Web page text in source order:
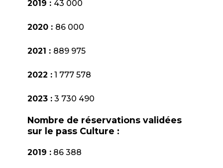
2019 : 43 000
2020 : 86 000
2021 : 889 975
2022 : 1 777 578
2023 : 3 730 490
Nombre de réservations validées
sur le pass Culture :
2019 : 86 388